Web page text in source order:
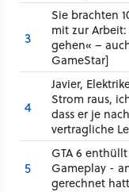
3
Sie brachten
mit zur
gehen« –
GameStar]
4
Javier,
Strom raus,
dass er je
vertragliche
5
GTA 6
Gameplay -
gerechnet